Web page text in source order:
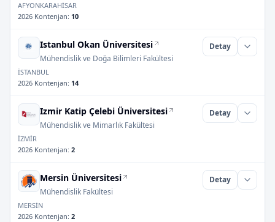
AFYONKARAHİSAR
2026 Kontenjan: 10
Istanbul Okan Üniversitesi
Mühendislik ve Doğa Bilimleri Fakültesi
Detay
İSTANBUL
2026 Kontenjan: 14
Izmir Katip Çelebi Üniversitesi
Mühendislik ve Mimarlık Fakültesi
Detay
İZMİR
2026 Kontenjan: 2
Mersin Üniversitesi
Mühendislik Fakültesi
Detay
MERSİN
2026 Kontenjan: 2